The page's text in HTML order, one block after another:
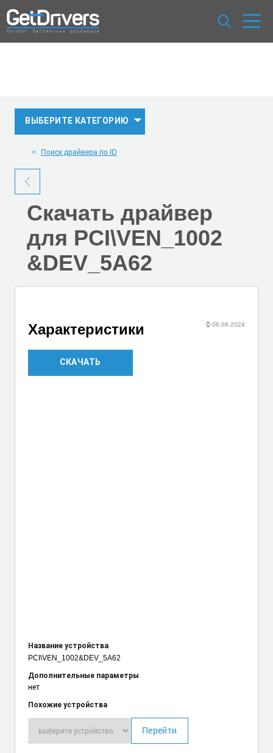
ВЫБЕРИТЕ КАТЕГОРИЮ
Поиск драйвера по ID
Скачать драйвер
для PCI\VEN_1002
&DEV_5A62
⌚06.08.2024
Характеристики
Название устройства
PCI\VEN_1002&DEV_5A62
Дополнительные параметры
нет
Похожие устройства
Перейти
СКАЧАТЬ